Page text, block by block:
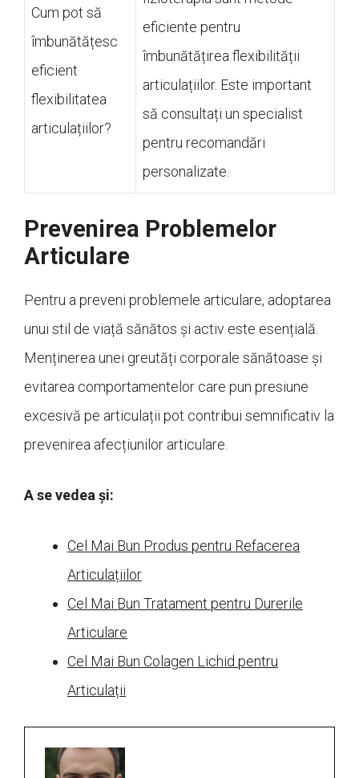
Cum pot să
îmbunătățesc
eficient
flexibilitatea
articulațiilor?
eficiente pentru
îmbunătățirea flexibilității
articulațiilor. Este important
să consultați un specialist
pentru recomandări
personalizate.
Prevenirea Problemelor
Articulare
Pentru a preveni problemele articulare, adoptarea
unui stil de viață sănătos și activ este esențială.
Menținerea unei greutăți corporale sănătoase și
evitarea comportamentelor care pun presiune
excesivă pe articulații pot contribui semnificativ la
prevenirea afecțiunilor articulare.
A se vedea și:
Cel Mai Bun Produs pentru Refacerea
Articulațiilor
Cel Mai Bun Tratament pentru Durerile
Articulare
Cel Mai Bun Colagen Lichid pentru
Articulații